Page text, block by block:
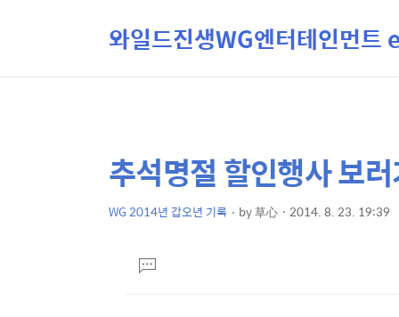
와일드진생WG엔터테인먼
상
세
컨
본
문
제
추석명절 할인행사 보
WG 2014년 갑오년 기록 by草心 2014. 8. 23. 19:39
댓
글